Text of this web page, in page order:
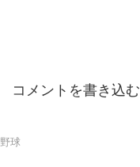
コメントを書き込む
野球